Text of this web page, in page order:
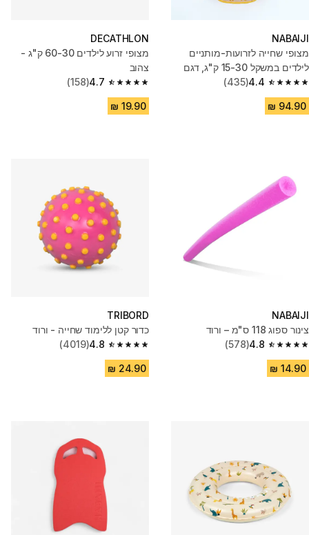
NABAIJI
מצופי שחייה לזרועות-מותניים
לילדים במשקל 15-30 ק"ג, דגם
Tiswim - לבן
4.4
4.4 out of 5 stars from 435 reviews
(435)
DECATHLON
מצופי זרוע לילדים 60-30 ק"ג -
צהוב
4.7
4.7 out of 5 stars from 158 reviews
(158)
NABAIJI
צינור ספוג 118 ס"מ – ורוד
4.8
4.8 out of 5 stars from 578 reviews
(578)
TRIBORD
כדור קטן ללימוד שחייה - ורוד
4.8
4.8 out of 5 stars from 4019 reviews
(4019)